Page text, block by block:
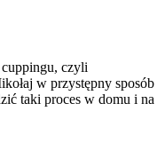
czyli
w przystępny sposób
taki proces w domu i na